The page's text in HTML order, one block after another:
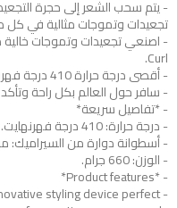
- يتم سحب الشعر إلى حجرة
تجعيدات وتموجات مثالية في كل
Curl.
- أقصى درجة حرارة 410 درجة فهرنهايت.
- سافر حول العالم بكل راحة
- *تفاصيل سريعة*
- درجة حرارة: 410 درجة فهرنهايت.
- أسطوانة دوارة من السيراميك: مقاس
- الوزن: 660 جرام.
- *Product features*
styling device perfect